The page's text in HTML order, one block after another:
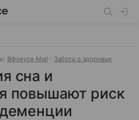
ВФокусе Mail Забота о здоровье
сна и
повышают риск